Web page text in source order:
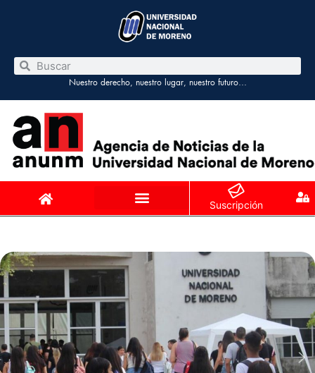
Nuestro derecho, nuestro lugar, nuestro futuro…
Suscripción